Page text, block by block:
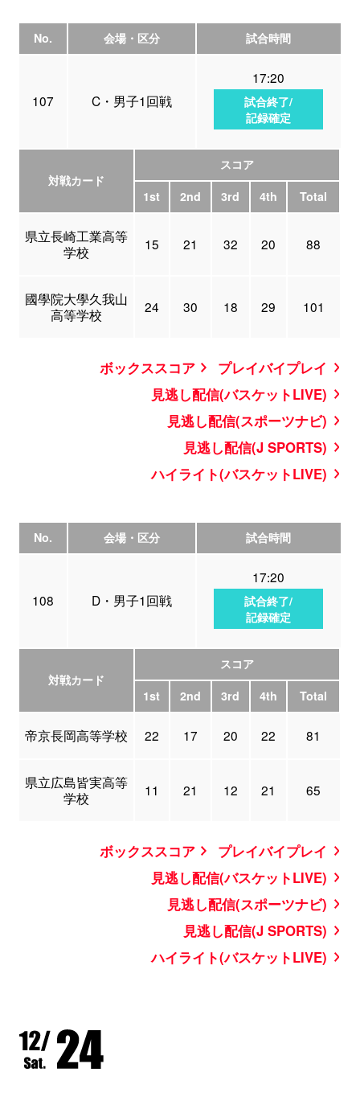
No. 会場・区分 試合時間
107 C・男子1回戦
17:20
試合終了/
記録確定
対戦カード
スコア
1st
2nd 3rd 4th Total
県立長崎工業高等
学校
15 21 32 20 88
國學院大學久我山
高等学校
24 30 18 29 101
ボックススコア
プレイバイプレイ
見逃し配信(バスケットLIVE)
見逃し配信(スポーツナビ)
見逃し配信(J SPORTS)
ハイライト(バスケットLIVE)
No. 会場・区分 試合時間
108 D・男子1回戦
17:20
試合終了/
記録確定
対戦カード
スコア
1st
2nd 3rd 4th Total
帝京長岡高等学校 22 17 20 22 81
県立広島皆実高等
学校
11 21 12 21 65
ボックススコア
プレイバイプレイ
見逃し配信(バスケットLIVE)
見逃し配信(スポーツナビ)
見逃し配信(J SPORTS)
ハイライト(バスケットLIVE)